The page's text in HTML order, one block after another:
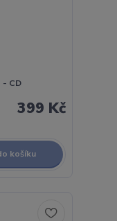
CD
399 Kč
košíku